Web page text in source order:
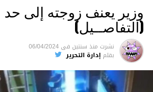
وزير يعنف زوجته إلى
(التفاصــيل)
نشرت منذ سنتين فى 06/04/2024
بقلم إدارة التحرير